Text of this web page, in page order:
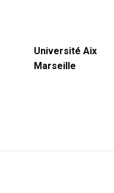
Université Aix
Marseille